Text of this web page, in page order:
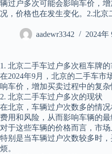
辆过户多次可能会影响车价，
况，价格也在发生变化。2.北
aadewr3342 2024年
1. 北京二手车过户多次租车牌
在2024年9月，北京的二手车
响车价，增加买卖过程中的复
2. 北京二手车过户多次的现状
在北京，车辆过户次数多的情
费用和风险，从而影响车辆的最
对于这些车辆的价格而言，市
特别是当车辆过户次数较多时
烦。